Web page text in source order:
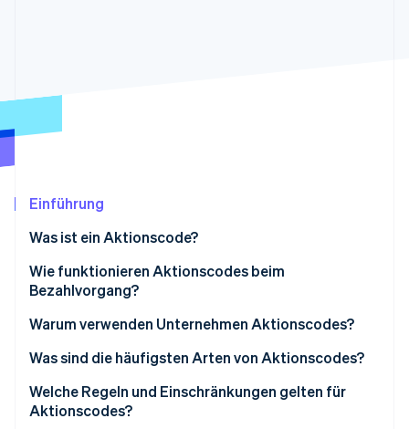
CO₂-Entnahme
Identity
Erfahren Sie, wie Stripe Lösungen für
Einführung
Was ist ein Aktionscode?
Wie funktionieren Aktionscodes beim
Bezahlvorgang?
Warum verwenden Unternehmen Aktionscodes?
Was sind die häufigsten Arten von Aktionscodes?
Welche Regeln und Einschränkungen gelten für
Aktionscodes?